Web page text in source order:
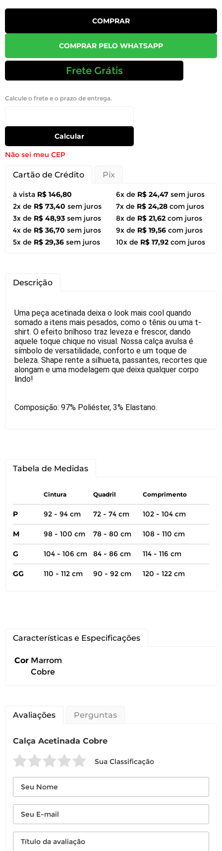
COMPRAR
COMPRAR PELO WHATSAPP
Frete Grátis
Calcule o frete e o prazo de entrega.
Calcular
Não sei meu CEP
Cartão de Crédito Pix
à vista R$ 146,80
2x de R$ 73,40 sem juros
3x de R$ 48,93 sem juros
4x de R$ 36,70 sem juros
5x de R$ 29,36 sem juros
6x de R$ 24,47 sem juros
7x de R$ 24,28 com juros
8x de R$ 21,62 com juros
9x de R$ 19,56 com juros
10x de R$ 17,92 com juros
Descrição
Uma peça acetinada deixa o look mais cool quando
somado a itens mais pesados, como o tênis ou uma t-
shirt. O efeito brilhoso traz leveza e frescor, dando
aquele toque chique no visual. Nossa calça avulsa é
símbolo de versatilidade, conforto e um toque de
beleza. Shape rente a silhueta, passantes, recortes que
alongam e uma modelagem que deixa qualquer corpo
lindo!
Composição: 97% Poliéster, 3% Elastano.
Tabela de Medidas
Cintura Quadril Comprimento
P 92 - 94 cm 72 - 74 cm 102 - 104 cm
M 98 - 100 cm 78 - 80 cm 108 - 110 cm
G 104 - 106 cm 84 - 86 cm 114 - 116 cm
GG 110 - 112 cm 90 - 92 cm 120 - 122 cm
Características e Especificações
Cor Marrom
Cobre
Avaliações Perguntas
Calça Acetinada Cobre
Sua Classificação